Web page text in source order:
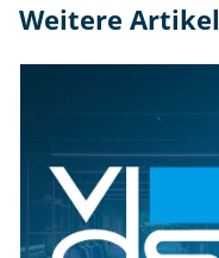
Weitere Artikel